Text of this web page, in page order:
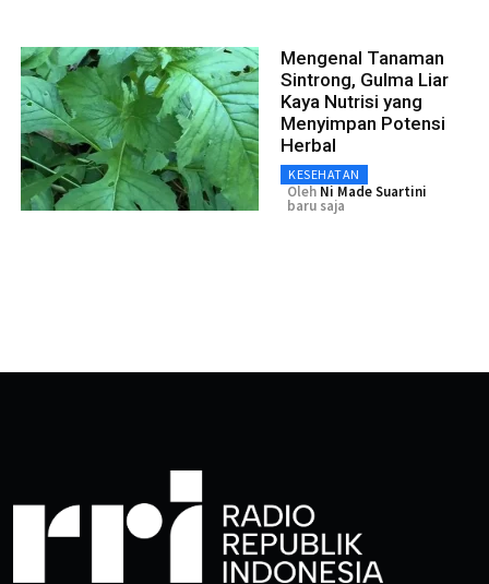
Mengenal Tanaman
Sintrong, Gulma Liar
Kaya Nutrisi yang
Menyimpan Potensi
Herbal
KESEHATAN
Oleh Ni Made Suartini
baru saja